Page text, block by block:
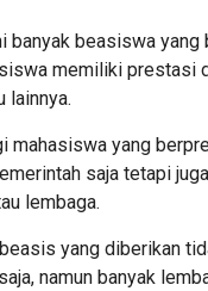
banyak beasiswa
memiliki prestasi
lainnya.
mahasiswa yang
saja tetapi
lembaga.
yang diberikan
namun banyak